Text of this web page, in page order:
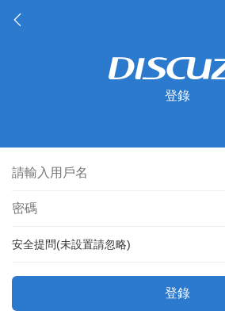
登錄
安全提問(未設置請忽略)
登錄